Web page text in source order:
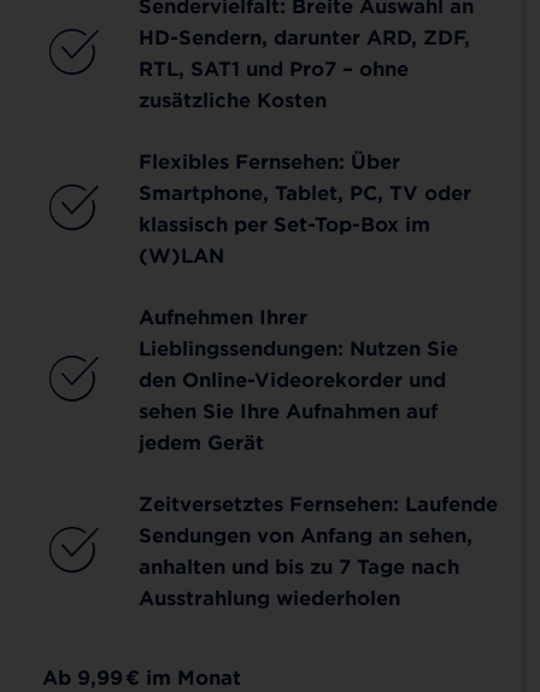
Sendervielfalt: Breite Auswahl an
HD-Sendern, darunter ARD, ZDF,
RTL, SAT1 und Pro7 – ohne
zusätzliche Kosten
Flexibles Fernsehen: Über
Smartphone, Tablet, PC, TV oder
klassisch per Set-Top-Box im
(W)LAN
Aufnehmen Ihrer
Lieblingssendungen: Nutzen Sie
den Online-Videorekorder und
sehen Sie Ihre Aufnahmen auf
jedem Gerät
Zeitversetztes Fernsehen: Laufende
Sendungen von Anfang an sehen,
anhalten und bis zu 7 Tage nach
Ausstrahlung wiederholen
Ab 9,99 € im Monat